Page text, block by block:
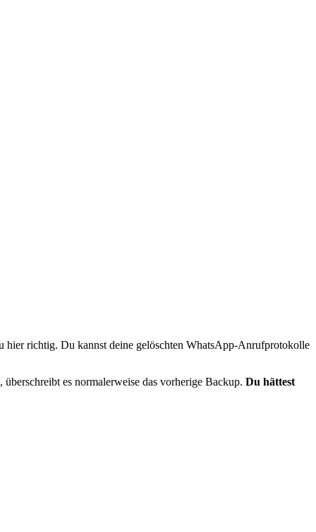
hier richtig. Du kannst deine gelöschten WhatsApp-Anrufprotokolle
es normalerweise das vorherige Backup. Du hättest